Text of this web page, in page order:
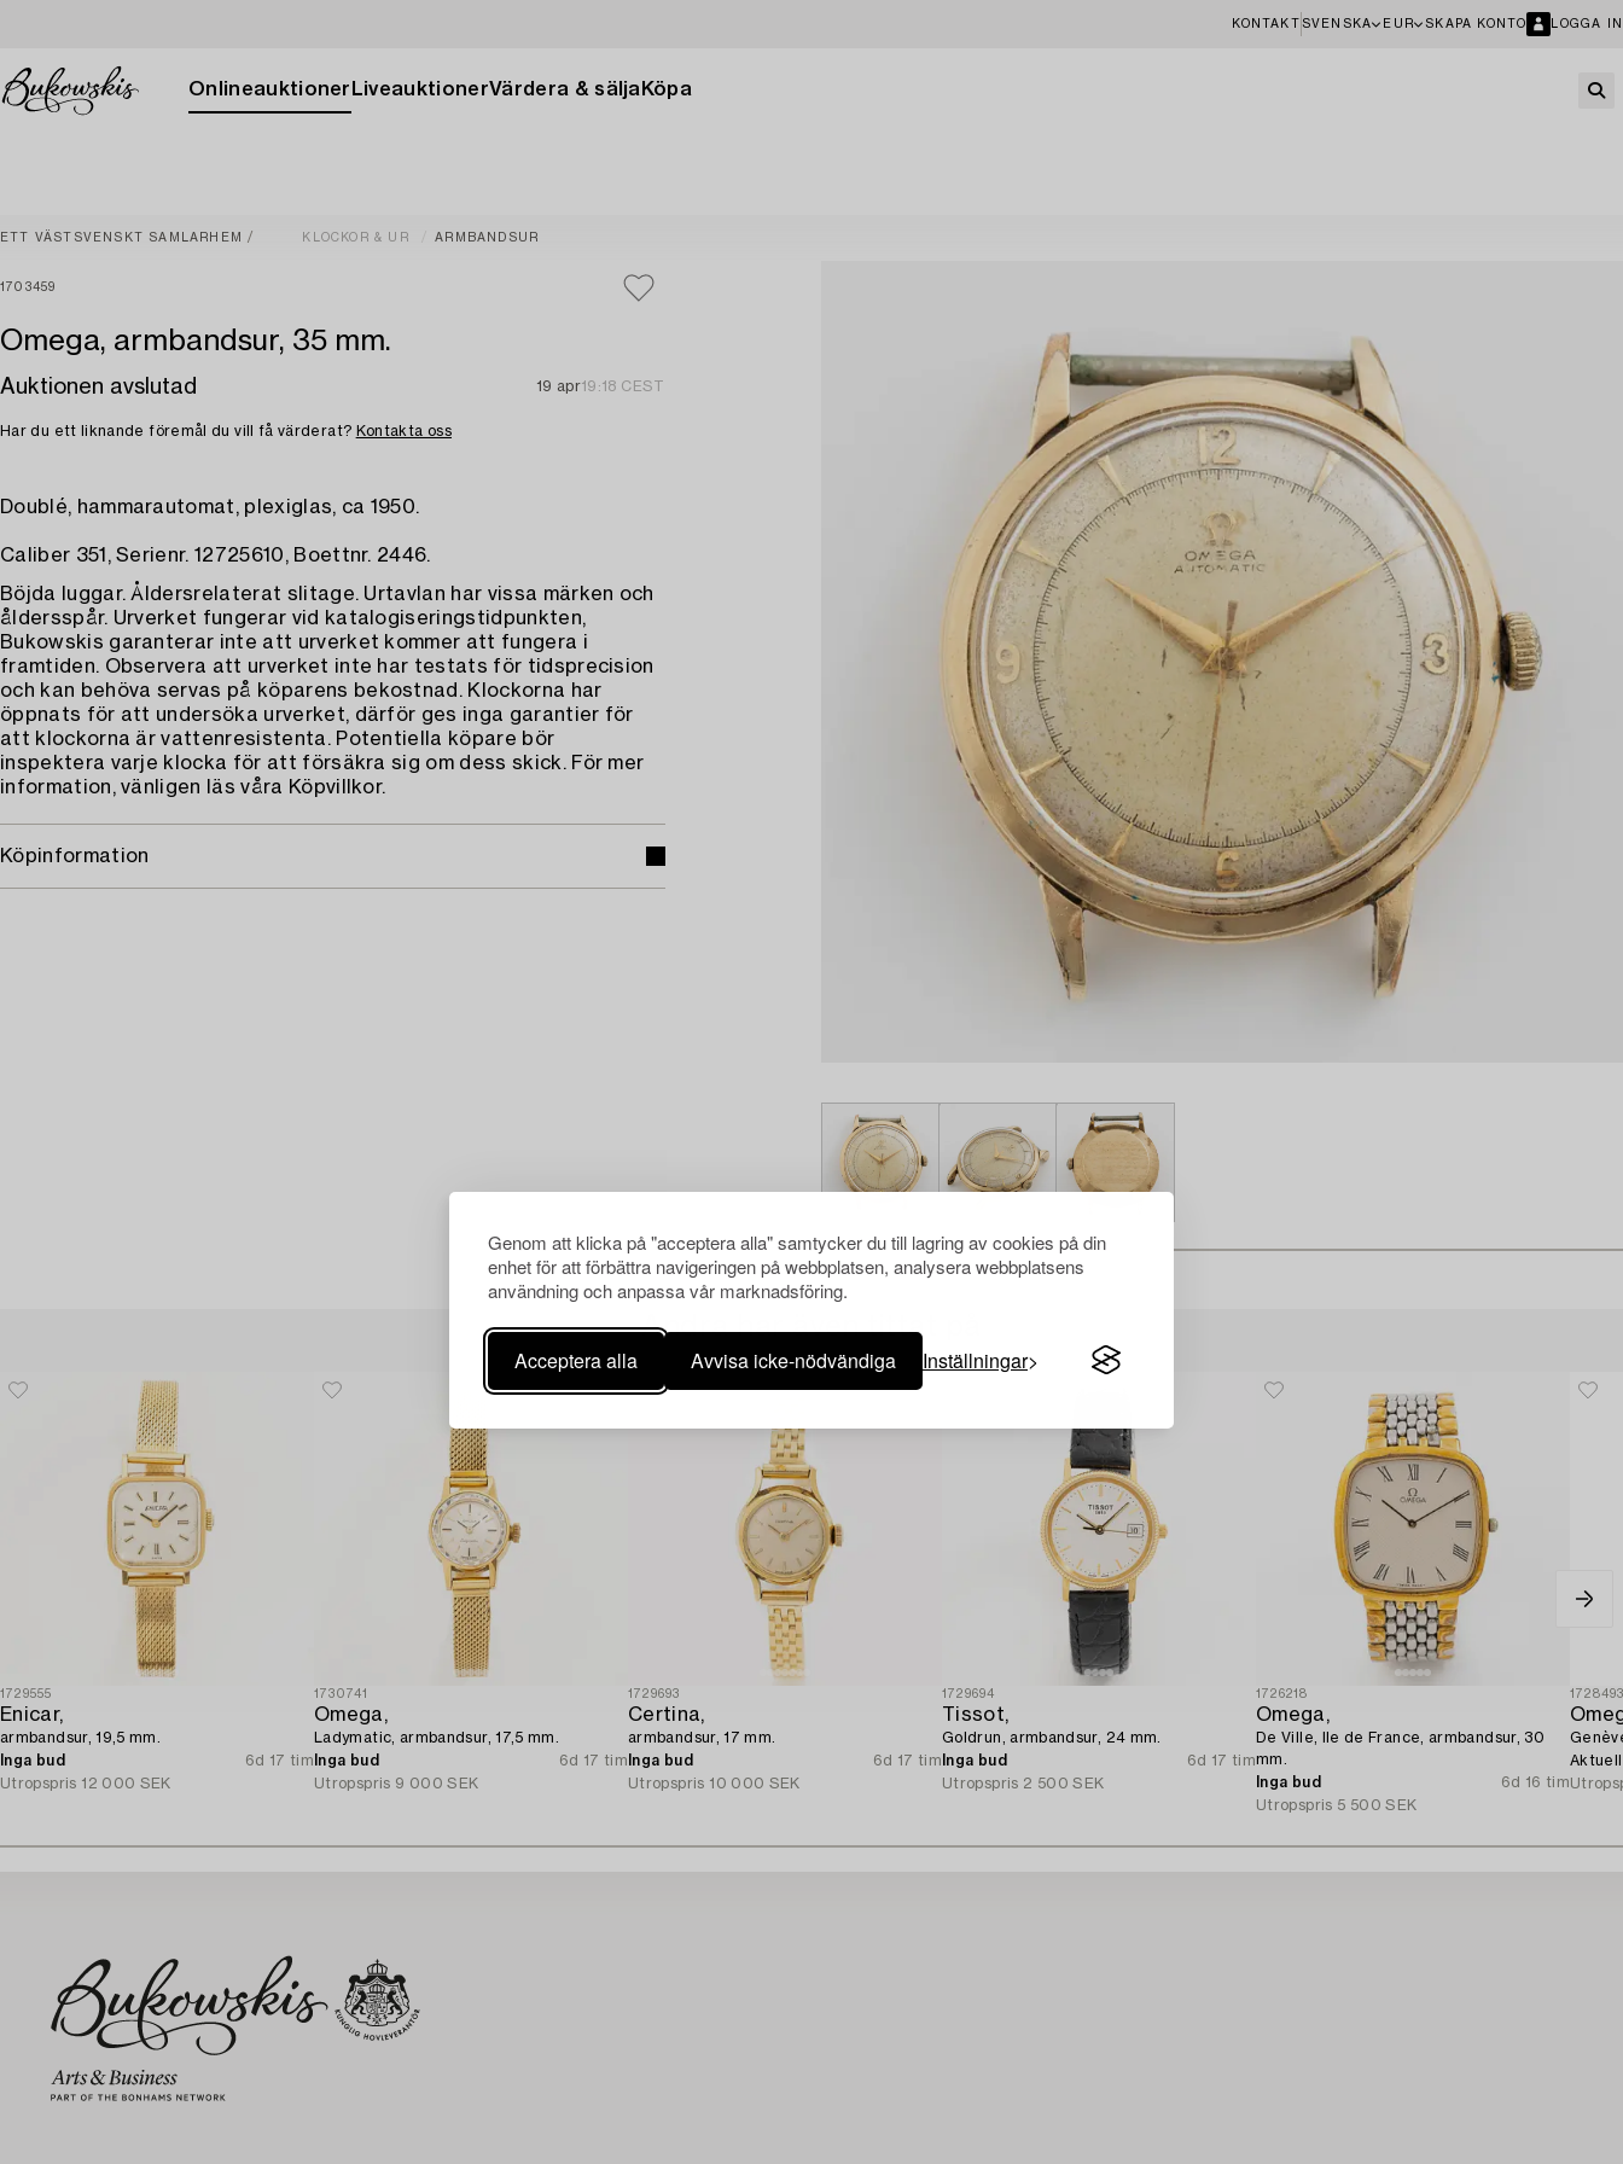
Genom att klicka på "acceptera alla" samtycker du till lagring av cookies på din
enhet för att förbättra navigeringen på webbplatsen, analysera webbplatsens
användning och anpassa vår marknadsföring.
Acceptera alla Avvisa icke-nödvändiga Inställningar
KONTAKT SVENSKA EUR SKAPA KONTO LOGGA IN
Onlineauktioner LiveauktionerVärdera & sälja Köpa
ETT VÄSTSVENSKT SAMLARHEM KLOCKOR & UR ARMBANDSUR
1703459
Omega, armbandsur, 35 mm.
Auktionen avslutad 19 apr19:18 CEST
Har du ett liknande föremål du vill få värderat? Kontakta oss
Doublé, hammarautomat, plexiglas, ca 1950.
Caliber 351, Serienr. 12725610, Boettnr. 2446.
Böjda luggar. Åldersrelaterat slitage. Urtavlan har vissa märken och
åldersspår. Urverket fungerar vid katalogiseringstidpunkten,
Bukowskis garanterar inte att urverket kommer att fungera i
framtiden. Observera att urverket inte har testats för tidsprecision
och kan behöva servas på köparens bekostnad. Klockorna har
öppnats för att undersöka urverket, därför ges inga garantier för
att klockorna är vattenresistenta. Potentiella köpare bör
inspektera varje klocka för att försäkra sig om dess skick. För mer
information, vänligen läs våra Köpvillkor.
Köpinformation
Andra har även tittat på
1729555
Enicar,
armbandsur, 19,5 mm.
Inga bud
6d 17 tim
Utropspris 12 000 SEK
1730741
Omega,
Ladymatic, armbandsur, 17,5 mm.
Inga bud
6d 17 tim
Utropspris 9 000 SEK
1729693
Certina,
armbandsur, 17 mm.
Inga bud
6d 17 tim
Utropspris 10 000 SEK
1729694
Tissot,
Goldrun, armbandsur, 24 mm.
Inga bud
6d 17 tim
Utropspris 2 500 SEK
1726218
Omega,
De Ville, Ile de France, armbandsur, 30
mm.
Inga bud
6d 16 tim
Utropspris 5 500 SEK